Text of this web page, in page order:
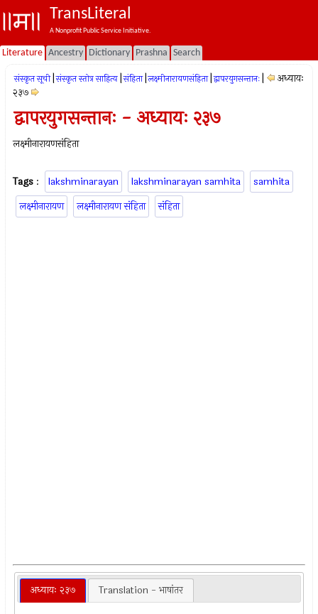
TransLiteral
A Nonprofit Public Service Initiative.
Literature Ancestry Dictionary Prashna Search
संस्कृत सूची संस्कृत स्तोत्र साहित्य संहिता लक्ष्मीनारायणसंहिता द्वापरयुगसन्तानः
अध्यायः
२३७
द्वापरयुगसन्तानः - अध्यायः २३७
लक्ष्मीनारायणसंहिता
Tags : lakshminarayan lakshminarayan samhita
samhita
लक्ष्मीनारायण
लक्ष्मीनारायण संहिता संहिता
अध्यायः २३७ Translation - भाषांतर